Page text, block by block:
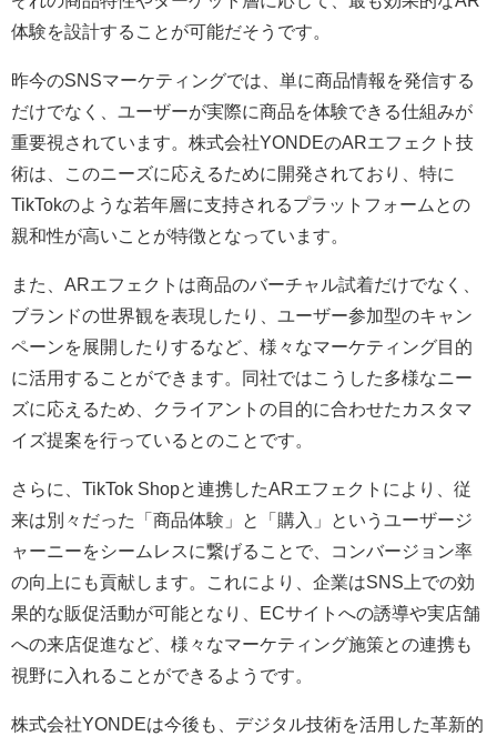
体験を設計することが可能だそうです。
昨今のSNSマーケティングでは、単に商品情報を発信する
だけでなく、ユーザーが実際に商品を体験できる仕組みが
重要視されています。株式会社YONDEのARエフェクト技
術は、このニーズに応えるために開発されており、特に
TikTokのような若年層に支持されるプラットフォームとの
親和性が高いことが特徴となっています。
また、ARエフェクトは商品のバーチャル試着だけでなく、
ブランドの世界観を表現したり、ユーザー参加型のキャン
ペーンを展開したりするなど、様々なマーケティング目的
に活用することができます。同社ではこうした多様なニー
ズに応えるため、クライアントの目的に合わせたカスタマ
イズ提案を行っているとのことです。
さらに、TikTok Shopと連携したARエフェクトにより、従
来は別々だった「商品体験」と「購入」というユーザージ
ャーニーをシームレスに繋げることで、コンバージョン率
の向上にも貢献します。これにより、企業はSNS上での効
果的な販促活動が可能となり、ECサイトへの誘導や実店舗
への来店促進など、様々なマーケティング施策との連携も
視野に入れることができるようです。
株式会社YONDEは今後も、デジタル技術を活用した革新的